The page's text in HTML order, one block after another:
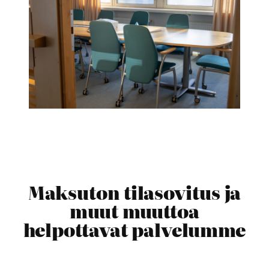
Maksuton tilasovitus ja
muut muuttoa
helpottavat palvelumme